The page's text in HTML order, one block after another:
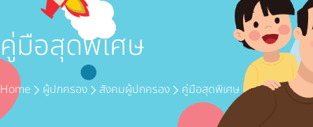
คู่มือสุดพิเศษ
Home ผู้ปกครอง สังคมผู้ปกครอง คู่มือสุดพิเศษ